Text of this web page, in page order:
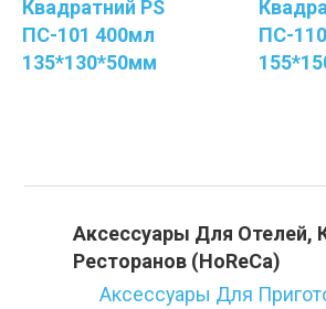
Квадратний PS
ПС-101 400мл
135*130*50мм
ПС-
Аксессуары Для Отелей,
Ресторанов (HoReCa)
Аксессуары Для